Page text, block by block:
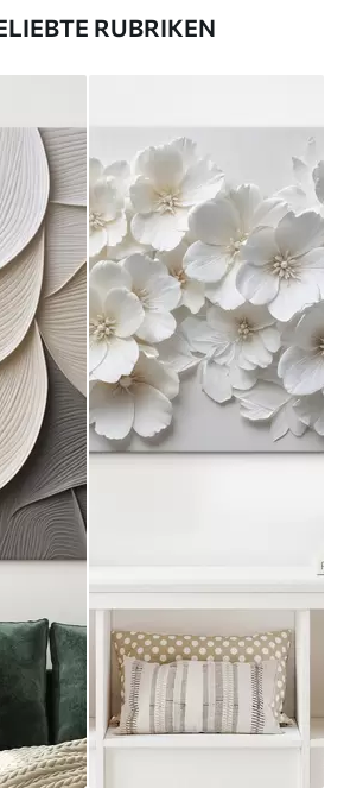
RUBRIKEN